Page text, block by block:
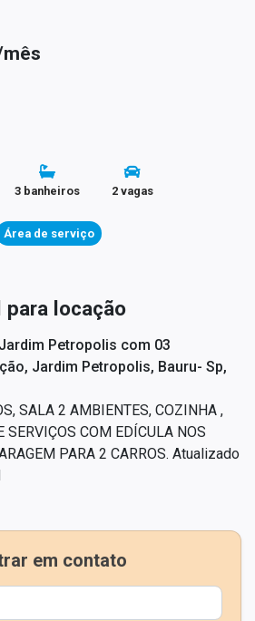
3 banheiros 2 vagas
Área de serviço
para locação
Petropolis com 03
Jardim Petropolis, Bauru- Sp,
SALA 2 AMBIENTES, COZINHA ,
SERVIÇOS COM EDÍCULA NOS
PARA 2 CARROS. Atualizado
em contato